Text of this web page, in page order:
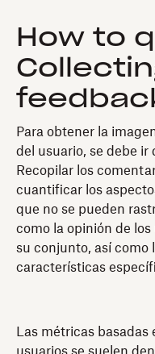
How to
Para obtener la
del usuario, se debe
Recopilar los
cuantificar los
que no se pueden
como la opinión de
su conjunto, así como
características
Las métricas